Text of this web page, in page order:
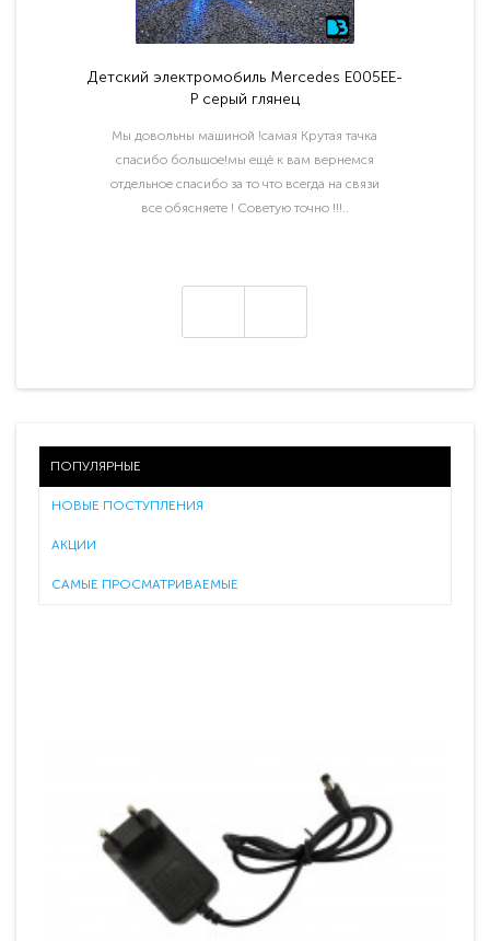
Детский электромобиль Mercedes E005EE-
P серый глянец
Мы довольны машиной !самая Крутая тачка
спасибо большое!мы ещё к вам вернемся
отдельное спасибо за то что всегда на связи
все обясняете ! Советую точно !!!..
ПОПУЛЯРНЫЕ
НОВЫЕ ПОСТУПЛЕНИЯ
АКЦИИ
САМЫЕ ПРОСМАТРИВАЕМЫЕ